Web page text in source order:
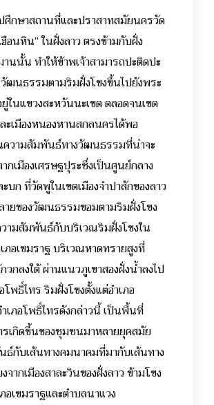
ปศึกษาสถานที่และปราสาทสมัยนครวัด
ฮือนหิน” ในฝั่งลาว ตรงข้ามกับฝั่ง
านนั้น ทำให้ข้าพเจ้าสามารถปะติดปะ
ฒนธรรมตามริมฝั่งโขงขึ้นไปยังพระ
ในแขวงสะหวันนะเขต ตลอดจนเขต
เมืองหนองหานสกลนครได้พอ
ความสัมพันธ์ทางวัฒนธรรมที่น่าจะ
กเมืองเศรษฐปุระซึ่งเป็นศูนย์กลาง
บก ที่วัดพูในเขตเมืองจำปาสักของลาว
ยของวัฒนธรรมขอมตามริมฝั่งโขง
ามสัมพันธ์กับบริเวณริมฝั่งโขงใน
ภอเขมราฐ บริเวณหาดทรายสูงที่
กลงใต้ ผ่านแนวภูเขาสองฝั่งน้ำลงไป
โพธิ์ไทร ริมฝั่งโขงตั้งแต่อำเภอ
ำเภอโพธิ์ไทรดังกล่าวนี้ เป็นพื้นที่
เกิดขึ้นของชุมชนมาหลายยุคสมัย
ธ์กับเส้นทางคมนาคมที่มากับเส้นทาง
จากเมืองสาละวินของฝั่งลาว ข้ามโขง
อเขมราฐและตำบลนาแวง